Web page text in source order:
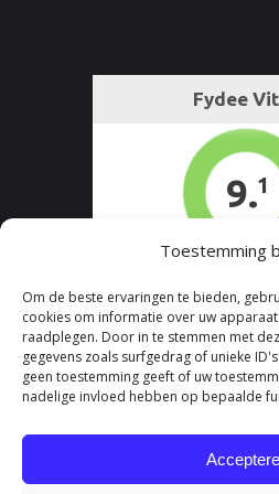
Toestemming
Om de beste ervaringen te bieden,
cookies om informatie over uw
raadplegen. Door in te stemmen met
gegevens zoals surfgedrag of unieke
geen toestemming geeft of uw
nadelige invloed hebben op bepaalde